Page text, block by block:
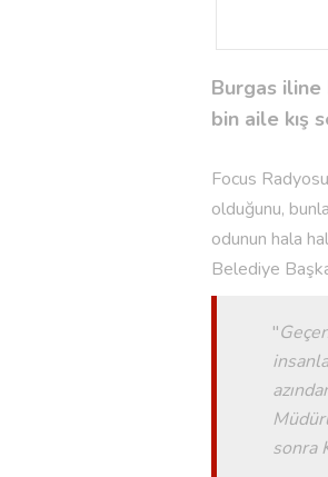
Burgas iline
bin aile kış
Focus
olduğunu,
odunun hala
Belediye
''
sonra